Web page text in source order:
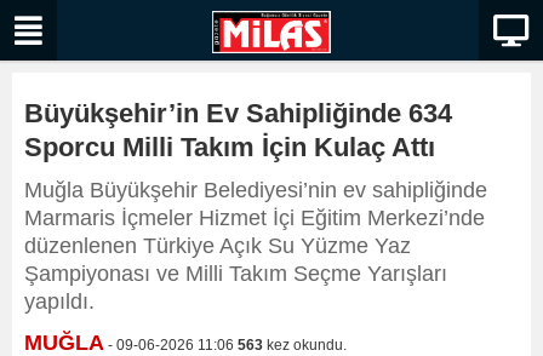
Büyükşehir’in Ev Sahipliğinde 634
Sporcu Milli Takım İçin Kulaç Attı
Muğla Büyükşehir Belediyesi’nin ev sahipliğinde
Marmaris İçmeler Hizmet İçi Eğitim Merkezi’nde
düzenlenen Türkiye Açık Su Yüzme Yaz
Şampiyonası ve Milli Takım Seçme Yarışları
yapıldı.
MUĞLA - 09-06-2026 11:06 563 kez okundu.